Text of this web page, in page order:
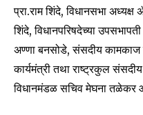
प्रा.राम शिंदे, विधानसभा
शिंदे, विधानपरिषदेच्या
अण्णा बनसोडे, संसदीय कामकाज
कार्यमंत्री तथा राष्ट्रकुल
विधानमंडळ सचिव मेघना तळेकर